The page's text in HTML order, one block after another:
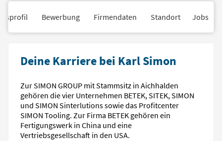
Bewerbung Firmendaten Standort Jobs
Deine Karriere bei Karl Simon
Zur SIMON GROUP mit Stammsitz in Aichhalden
gehören die vier Unternehmen BETEK, SITEK, SIMON
und SIMON Sinterlutions sowie das Profitcenter
SIMON Tooling. Zur Firma BETEK gehören ein
Fertigungswerk in China und eine
Vertriebsgesellschaft in den USA.